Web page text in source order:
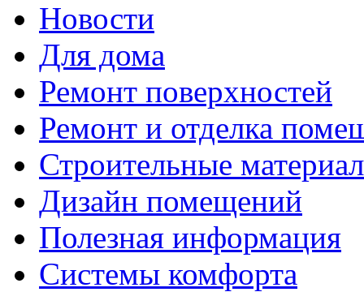
Новости
Для дома
Ремонт поверхностей
Ремонт и отделка
Строительные
Дизайн помещений
Полезная информация
Системы комфорта